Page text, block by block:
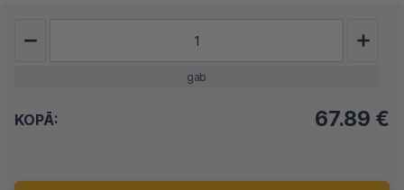
gab
KOPĀ: 67.89 €